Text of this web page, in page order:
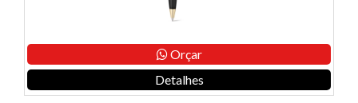
Orçar
Detalhes